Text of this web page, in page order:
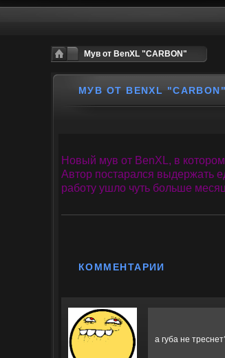
Мув от BenXL "CARBON"
МУВ ОТ BENXL "CARBON"
Новый мув от BenXL, в
Автор постарался выдержать
работу ушло чуть больше
КОММЕНТАРИИ
а губа не